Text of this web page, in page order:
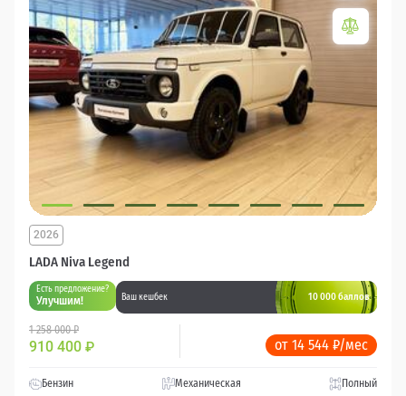
LADA Niva Legend
2026
Есть предложение?
Улучшим! Ваш кешбек 10 000 баллов
1 258 000 ₽
910 400 ₽ от 14 544 ₽/мес
Бензин Механическая Полный